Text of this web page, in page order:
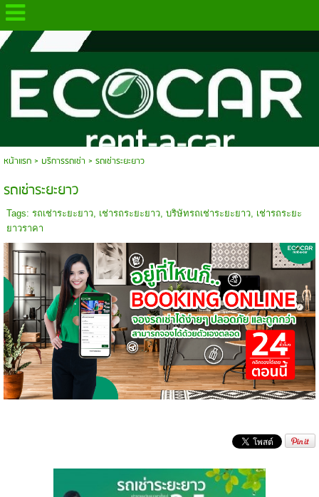
.
หน้าแรก> บริการรถเช่า > รถเช่าระยะยาว
รถเช่าระยะยาว
Tags: รถเช่าระยะยาว, เช่ารถระยะยาว, บริษัทรถเช่าระยะยาว, เช่ารถระยะ
ยาวราคา